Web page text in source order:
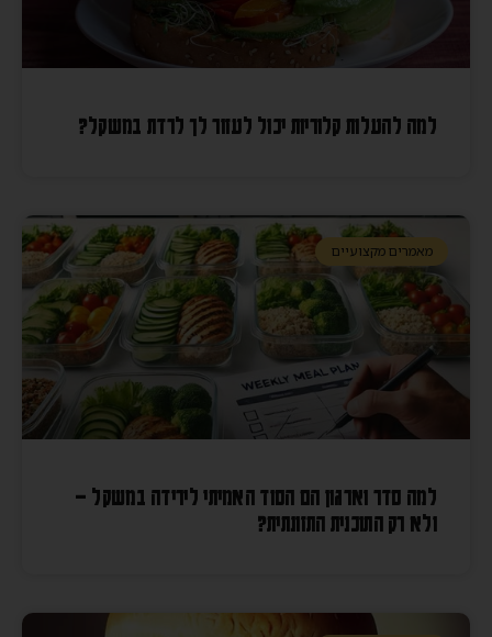
למה להעלות קלוריות יכול לעזור לך לרדת במשקל?
מאמרים מקצועיים
למה סדר וארגון הם הסוד האמיתי לירידה במשקל –
ולא רק התוכנית התזונתית?